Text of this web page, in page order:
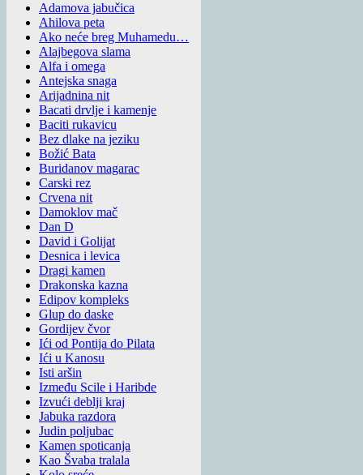
Adamova jabučica
Ahilova peta
Ako neće breg Muhamedu…
Alajbegova slama
Alfa i omega
Antejska snaga
Arijadnina nit
Bacati drvlje i kamenje
Baciti rukavicu
Bez dlake na jeziku
Božić Bata
Buridanov magarac
Carski rez
Crvena nit
Damoklov mač
Dan D
David i Golijat
Desnica i levica
Dragi kamen
Drakonska kazna
Edipov kompleks
Glup do daske
Gordijev čvor
Ići od Pontija do Pilata
Ići u Kanosu
Isti aršin
Između Scile i Haribde
Izvući deblji kraj
Jabuka razdora
Judin poljubac
Kamen spoticanja
Kao Švaba tralala